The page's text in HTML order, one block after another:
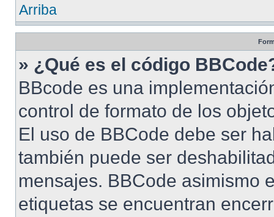
Arriba
» ¿Qué es el código
BBcode es una
control de formato de los
El uso de BBCode debe ser
también puede ser
mensajes. BBCode asimismo
etiquetas se encuentran